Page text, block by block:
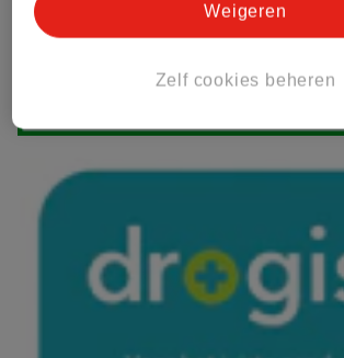
Zelf cookies beheren
Weigeren